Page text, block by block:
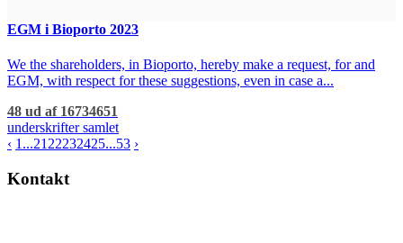
EGM i Bioporto 2023
We the shareholders, in Bioporto, hereby make a request, for and
EGM, with respect for these suggestions, even in case a...
48 ud af 16734651
underskrifter samlet
‹ 1 ...21 22232425...53 ›
Kontakt